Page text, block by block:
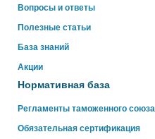
Вопросы и ответы
Полезные статьи
База знаний
Акции
Нормативная база
Регламенты таможенного союза
Обязательная сертификация